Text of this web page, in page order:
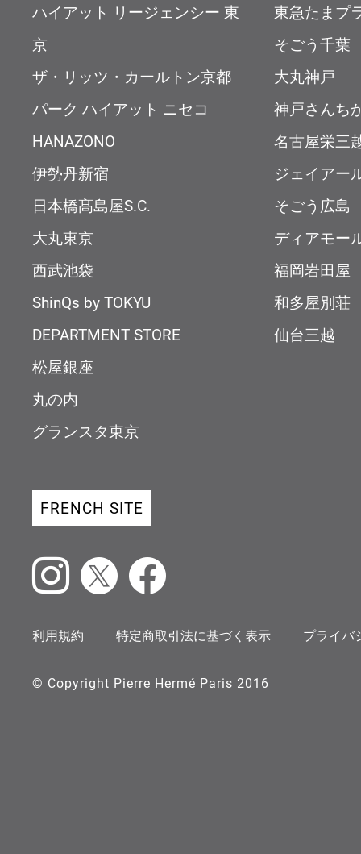
ハイアット リージェンシー 東
京
ザ・リッツ・カールトン京都
パーク ハイアット ニセコ
HANAZONO
伊勢丹新宿
日本橋髙島屋S.C.
大丸東京
西武池袋
ShinQs by TOKYU
DEPARTMENT STORE
松屋銀座
丸の内
グランスタ東京
東急たまプ
そごう千葉
大丸神戸
神戸さんち
名古屋栄三
ジェイアー
そごう広島
ディアモー
福岡岩田屋
和多屋別荘
仙台三越
FRENCH SITE
利用規約 特定商取引法に基づく表示 プライバ
© Copyright Pierre Hermé Paris 2016